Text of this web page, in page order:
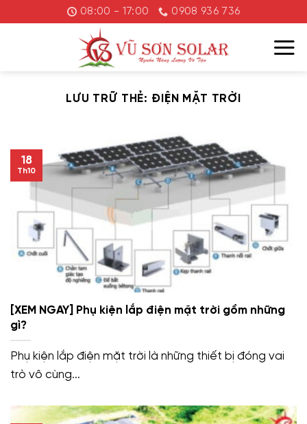
đến
08:00 - 17:00 0908 936 736
LƯU TRỮ THẺ: ĐIỆN MẶT TRỜI
[XEM NGAY] Phụ kiện lắp điện mặt trời gồm những
gì?
Phụ kiện lắp điện mặt trời là những thiết bị đóng vai
trò vô cùng...
18
Th10